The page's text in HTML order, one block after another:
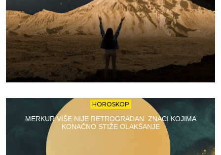
HOROSKOP
MERKUR VIŠE NIJE RETROGRADAN: ZNACI KOJIMA
KONAČNO STIŽE OLAKŠANJE